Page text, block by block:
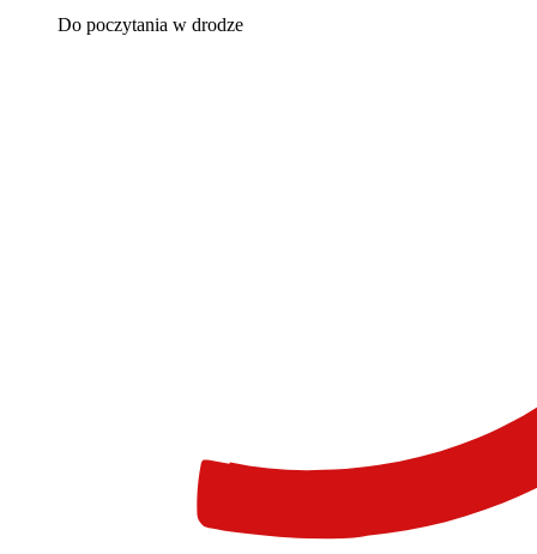
Do poczytania w drodze